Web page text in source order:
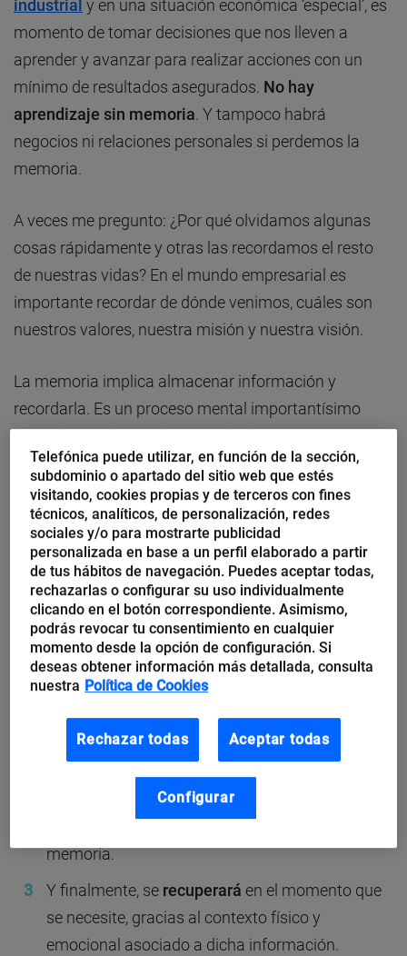
industrial y en una situación económica ‘especial’, es
momento de tomar decisiones que nos lleven a
aprender y avanzar para realizar acciones con un
mínimo de resultados asegurados. No hay
aprendizaje sin memoria. Y tampoco habrá
negocios ni relaciones personales si perdemos la
memoria.
A veces me pregunto: ¿Por qué olvidamos algunas
cosas rápidamente y otras las recordamos el resto
de nuestras vidas? En el mundo empresarial es
importante recordar de dónde venimos, cuáles son
nuestros valores, nuestra misión y nuestra visión.
La memoria implica almacenar información y
recordarla. Es un proceso mental importantísimo
para el aprendizaje y la toma de decisiones.
Científicamente, la memoria, el aprendizaje y las
emociones se ubican en el hipocampo, que se
encuentra en el lóbulo temporal y forma parte del
sistema límbico, y es el encargado de generar y
recuperar información.
Codificación, almacenamiento y
recuperación
Lacodificacióno recepción de la información.
Dependiendo de la atención que hayamos
memoria.
Y finalmente, se recuperará en el momento que
se necesite, gracias al contexto físico y
emocional asociado a dicha información.
Telefónica puede utilizar, en función de la sección,
subdominio o apartado del sitio web que estés
visitando, cookies propias y de terceros con fines
técnicos, analíticos, de personalización, redes
sociales y/o para mostrarte publicidad
personalizada en base a un perfil elaborado a partir
de tus hábitos de navegación. Puedes aceptar todas,
rechazarlas o configurar su uso individualmente
clicando en el botón correspondiente. Asimismo,
podrás revocar tu consentimiento en cualquier
momento desde la opción de configuración. Si
deseas obtener información más detallada, consulta
nuestra Política de Cookies
Rechazar todas Aceptar todas
Configurar